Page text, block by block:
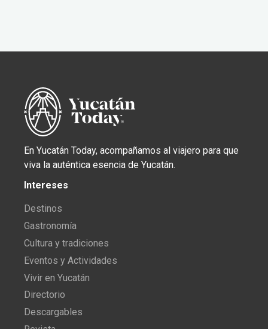
En Yucatán Today, acompañamos al viajero para que
viva la auténtica esencia de Yucatán.
Intereses
Destinos
Gastronomía
Cultura y tradiciones
Eventos y Actividades
Vivir en Yucatán
Directorio
Descargables